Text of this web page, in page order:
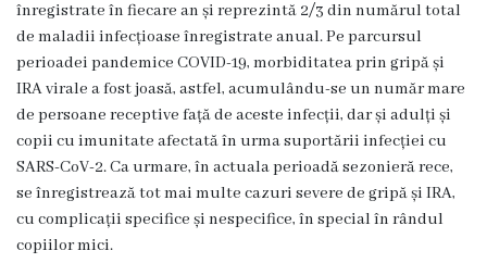
succes
Secții
Unitatea
primiri
urgente
înregistrate în fiecare an și reprezintă 2/3 din numărul total
de maladii infecțioase înregistrate anual. Pe parcursul
perioadei pandemice COVID-19, morbiditatea prin gripă și
IRA virale a fost joasă, astfel, acumulându-se un număr mare
de persoane receptive față de aceste infecții, dar și adulți și
copii cu imunitate afectată în urma suportării infecției cu
SARS-CoV-2. Ca urmare, în actuala perioadă sezonieră rece,
se înregistrează tot mai multe cazuri severe de gripă și IRA,
cu complicații specifice și nespecifice, în special în rândul
copiilor mici.